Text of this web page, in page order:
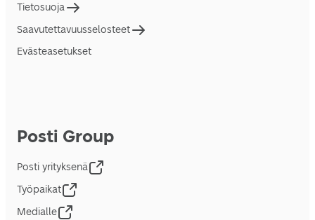
Tietosuoja
Saavutettavuusselosteet
Evästeasetukset
Posti Group
Posti yrityksenä
Työpaikat
Medialle